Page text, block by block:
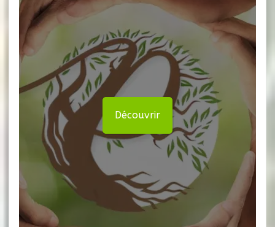
Découvrir